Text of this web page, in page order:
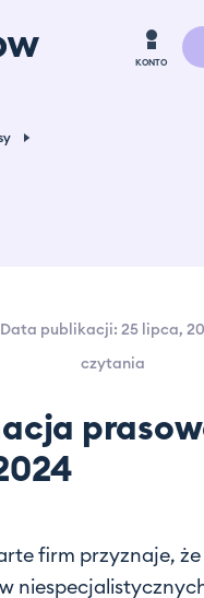
KONTO
Data publikacji: 25 lipca,
czytania
firm przyznaje,